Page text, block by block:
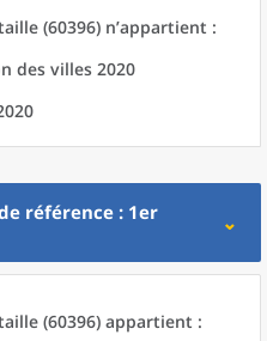
(60396) n’appartient :
des villes 2020
référence : 1er
(60396) appartient :